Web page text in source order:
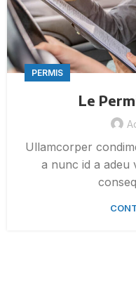
PERMIS
Le
Ullamcorper
a nunc id a adeu